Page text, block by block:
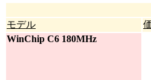
モデル
WinChip C6 180MHz